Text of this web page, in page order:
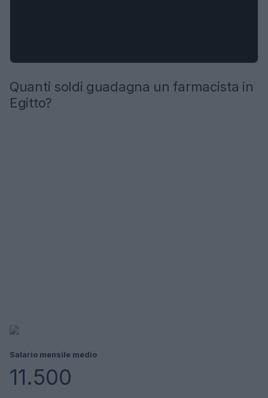
Quanti soldi guadagna un farmacista in
Egitto?
Salario mensile medio
11.500